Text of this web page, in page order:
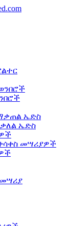
ኤድስ
ኤድስ
መሣሪያዎች